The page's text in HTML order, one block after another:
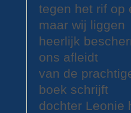
tegen het rif op
maar wij liggen
heerlijk
ons afleidt
van de
boek schrijft
dochter Leonie